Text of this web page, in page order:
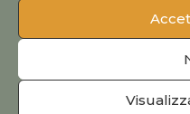
diritti sono riservati